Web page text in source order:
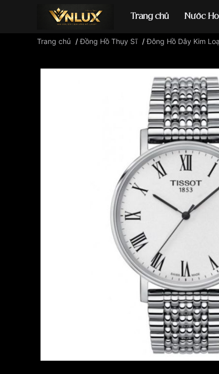
Trang chủ Nước
Đồng hồ casio
Trang chủ /Đồng Hồ Thụy Sĩ /Đông Hồ Dây Kim